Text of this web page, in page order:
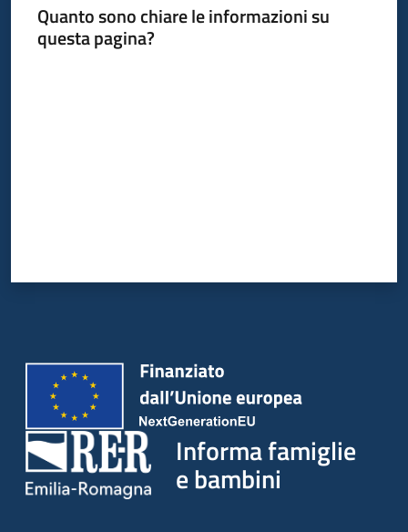
Quanto sono chiare le informazioni su
questa pagina?
Informa famiglie
e bambini